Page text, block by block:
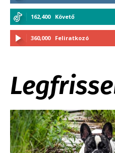
162,400 Követő
360,000 Feliratkozó